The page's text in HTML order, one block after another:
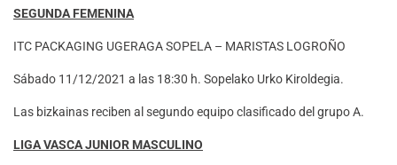
SEGUNDA FEMENINA
ITC PACKAGING UGERAGA SOPELA – MARISTAS LOGROÑO
Sábado 11/12/2021 a las 18:30 h. Sopelako Urko Kiroldegia.
Las bizkainas reciben al segundo equipo clasificado del grupo A.
LIGA VASCA JUNIOR MASCULINO